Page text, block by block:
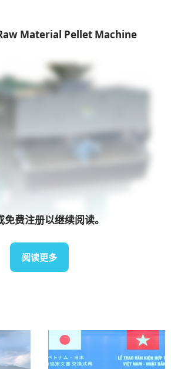
Material Pellet Machine
柿内株式会社（高知县）
：越南企业的机遇与潜
免费注册以继续阅读。
阅读更多